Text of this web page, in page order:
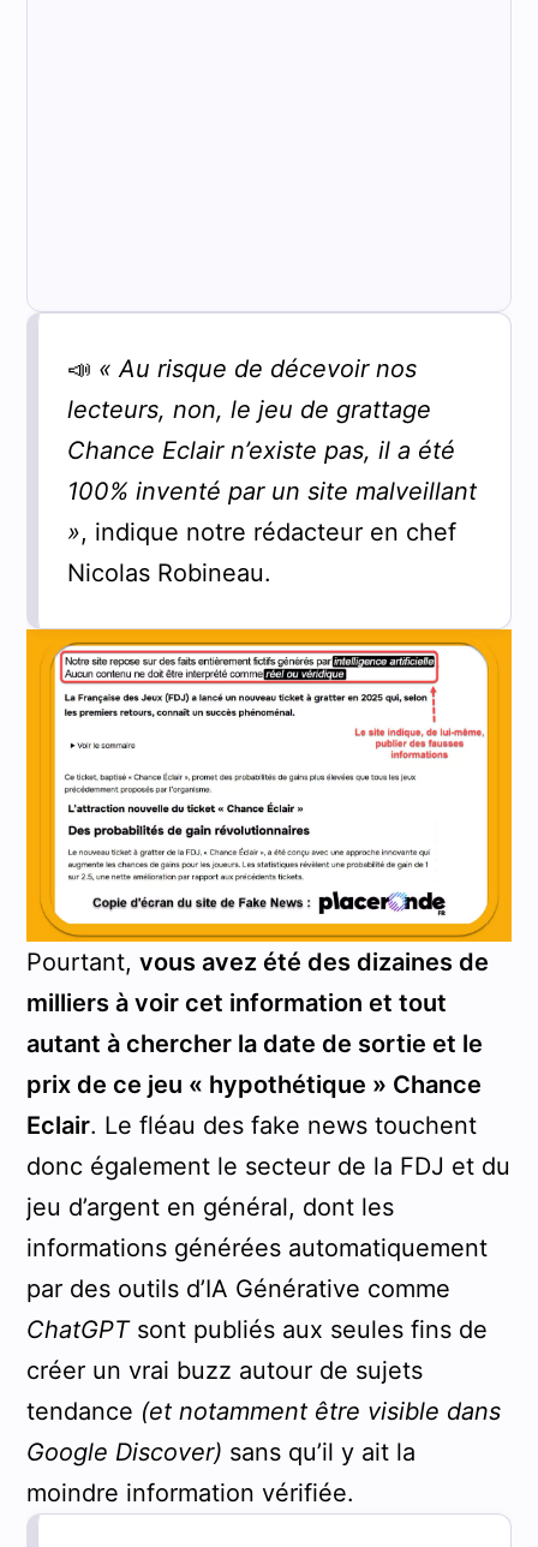
📣 « Au risque de décevoir nos
lecteurs, non, le jeu de grattage
Chance Eclair n’existe pas, il a été
100% inventé par un site malveillant
», indique notre rédacteur en chef
Nicolas Robineau.
Pourtant, vous avez été des dizaines de
milliers à voir cet information et tout
autant à chercher la date de sortie et le
prix de ce jeu « hypothétique » Chance
Eclair. Le fléau des fake news touchent
donc également le secteur de la FDJ et du
jeu d’argent en général, dont les
informations générées automatiquement
par des outils d’IA Générative comme
ChatGPTsont publiés aux seules fins de
créer un vrai buzz autour de sujets
tendance (et notamment être visible dans
Google Discover) sans qu’il y ait la
moindre information vérifiée.